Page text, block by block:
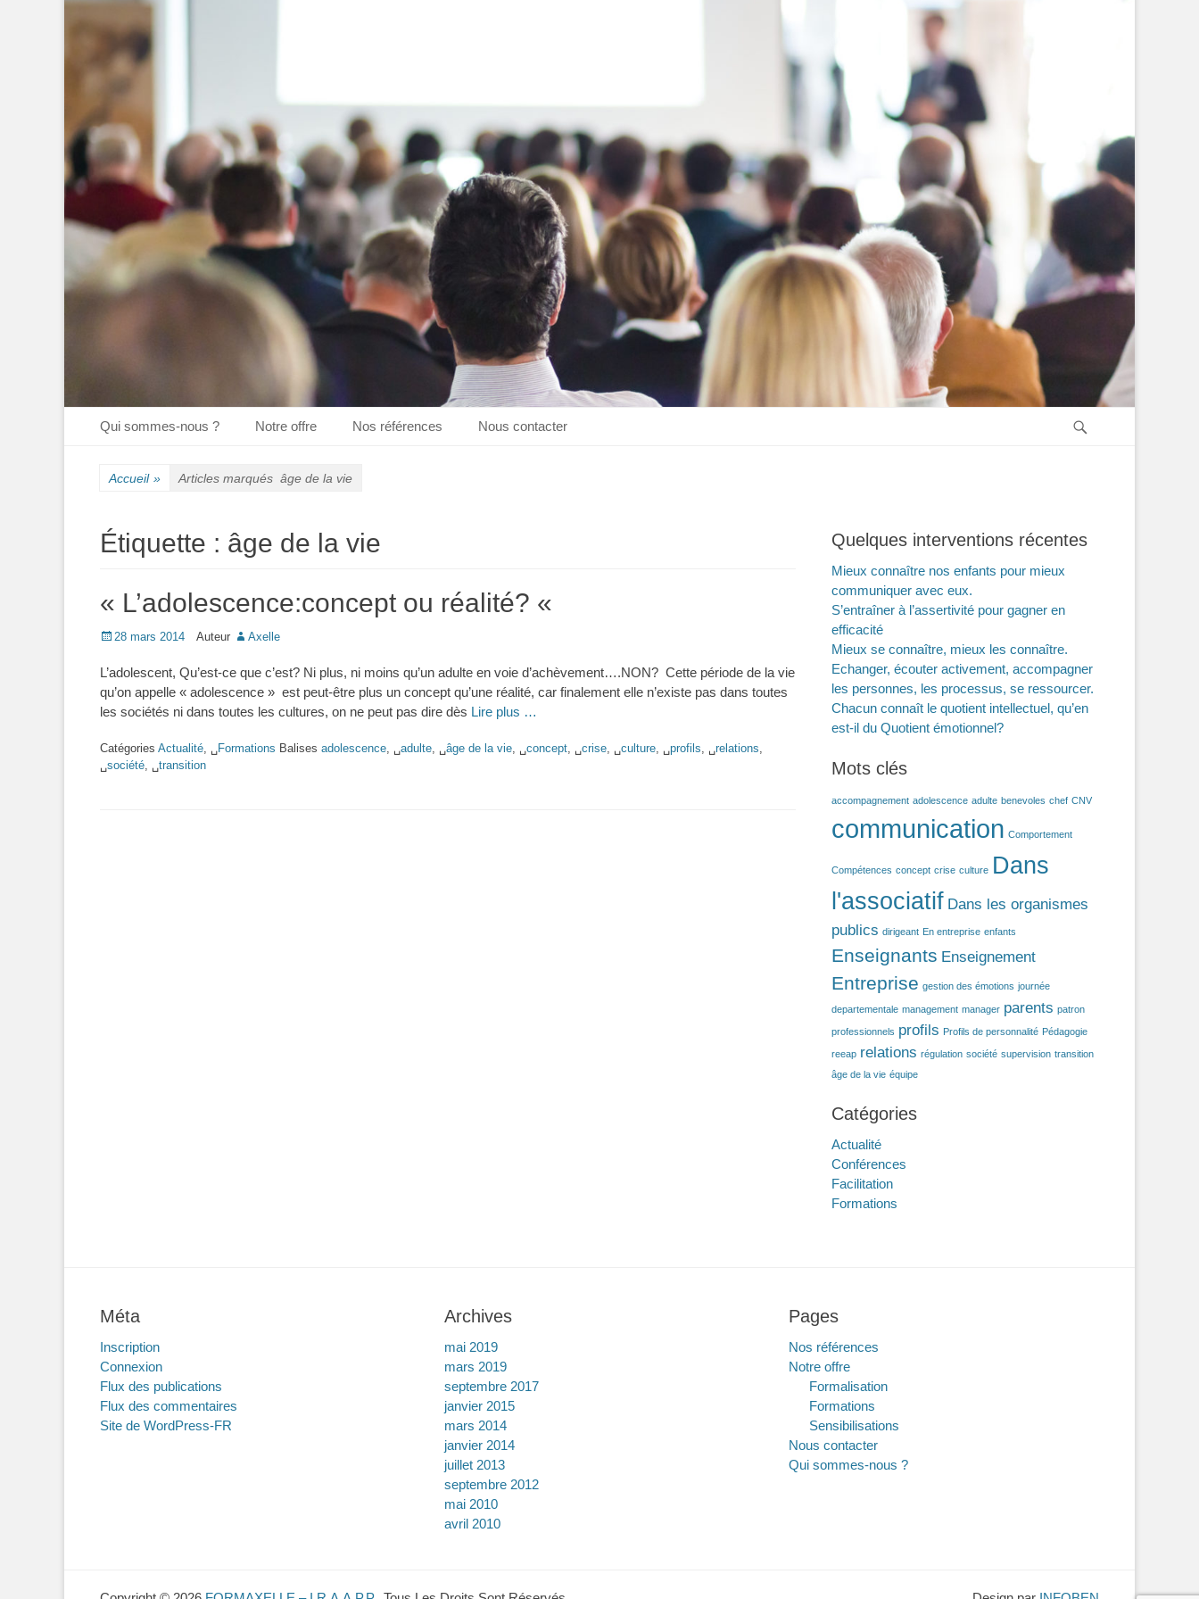
Premier menu
Qui sommes-nous ? Notre offre Nos références Nous contacter
Accueil » Articles marqués âge de la vie
Étiquette : âge de la vie
« L’adolescence:concept ou réalité? «
Posté28 mars 2014 Auteur Axelle
L’adolescent, Qu’est-ce que c’est? Ni plus, ni moins qu’un adulte en voie d’achèvement….NON? Cette période de la vie
qu’on appelle « adolescence » est peut-être plus un concept qu’une réalité, car finalement elle n’existe pas dans toutes
les sociétés ni dans toutes les cultures, on ne peut pas dire dès Lire plus …
Catégories Actualité, ␣Formations Balises adolescence, ␣adulte, ␣âge de la vie, ␣concept, ␣crise, ␣culture, ␣profils, ␣relations,
␣société, ␣transition
Quelques interventions récentes
Mieux connaître nos enfants pour mieux
communiquer avec eux.
S’entraîner à l’assertivité pour gagner en
efficacité
Mieux se connaître, mieux les connaître.
Echanger, écouter activement, accompagner
les personnes, les processus, se ressourcer.
Chacun connaît le quotient intellectuel, qu’en
est-il du Quotient émotionnel?
Mots clés
accompagnement adolescence adulte benevoles chef CNV
communication Comportement
Compétences concept crise culture Dans
l'associatif Dans les organismes
publics dirigeant En entreprise enfants
Enseignants Enseignement
Entreprise gestion des émotions journée
departementale management manager parents patron
professionnels profils Profils de personnalité Pédagogie
reeap relations régulation société supervision transition
âge de la vie équipe
Catégories
Actualité
Conférences
Facilitation
Formations
Méta
Inscription
Connexion
Flux des publications
Flux des commentaires
Site de WordPress-FR
Archives
mai 2019
mars 2019
septembre 2017
janvier 2015
mars 2014
janvier 2014
juillet 2013
septembre 2012
mai 2010
avril 2010
Pages
Nos références
Notre offre
Formalisation
Formations
Sensibilisations
Nous contacter
Qui sommes-nous ?